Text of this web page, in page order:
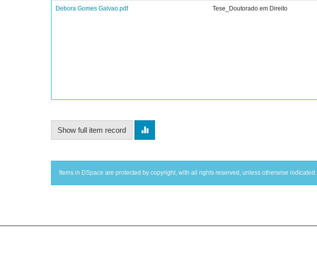
Debora Gomes Galvao.pdf Tese_Doutorado em Direito
Show full item record
Items in DSpace are protected by copyright, with all rights reserved, unless otherwise indicated.